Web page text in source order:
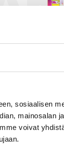
sosiaalisen
mainosalan
voivat